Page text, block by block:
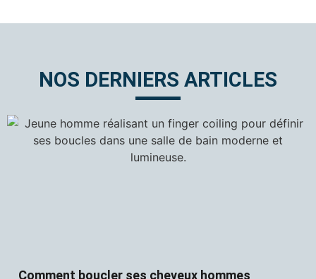
NOS DERNIERS ARTICLES
Comment boucler ses cheveux hommes